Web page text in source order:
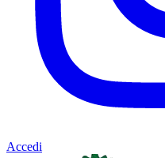
Accedi